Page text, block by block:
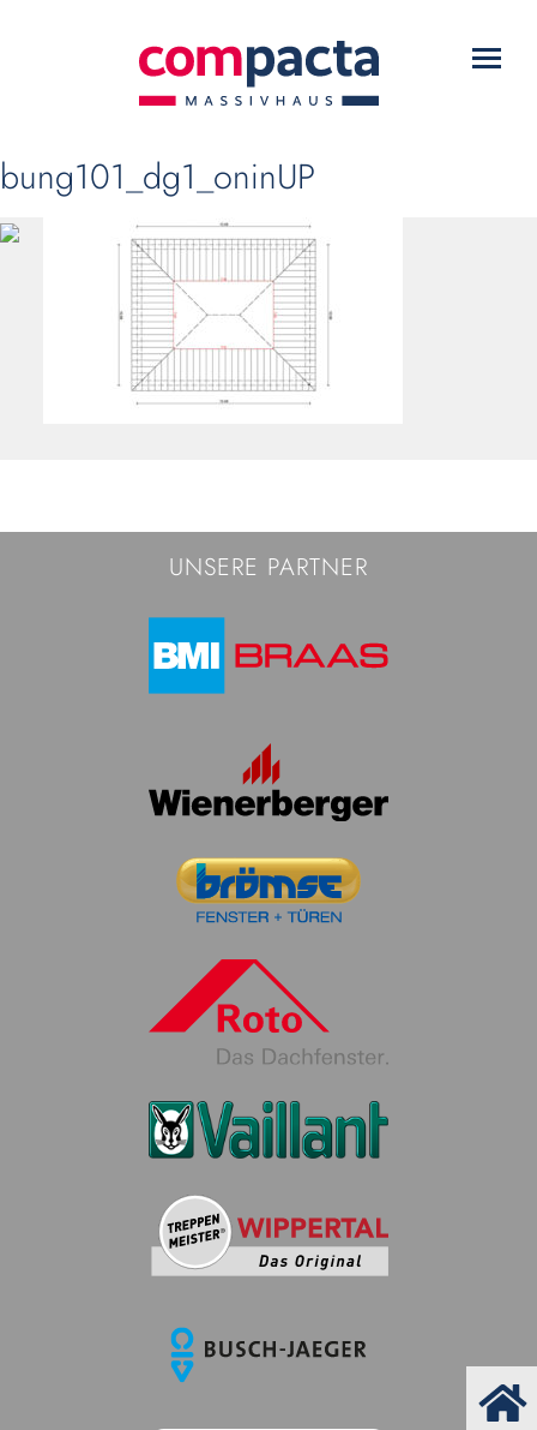
WARUM COMPACTA?
HAUSTYPEN
SERVICE
DOWNLOADS
KONTAKT
bung101_dg1_oninUP
UNSERE PARTNER